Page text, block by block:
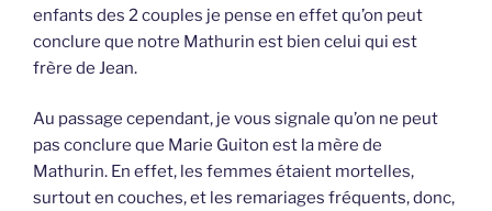
enfants des 2 couples je pense en effet qu’on peut
conclure que notre Mathurin est bien celui qui est
frère de Jean.
Au passage cependant, je vous signale qu’on ne peut
pas conclure que Marie Guiton est la mère de
Mathurin. En effet, les femmes étaient mortelles,
surtout en couches, et les remariages fréquents, donc,